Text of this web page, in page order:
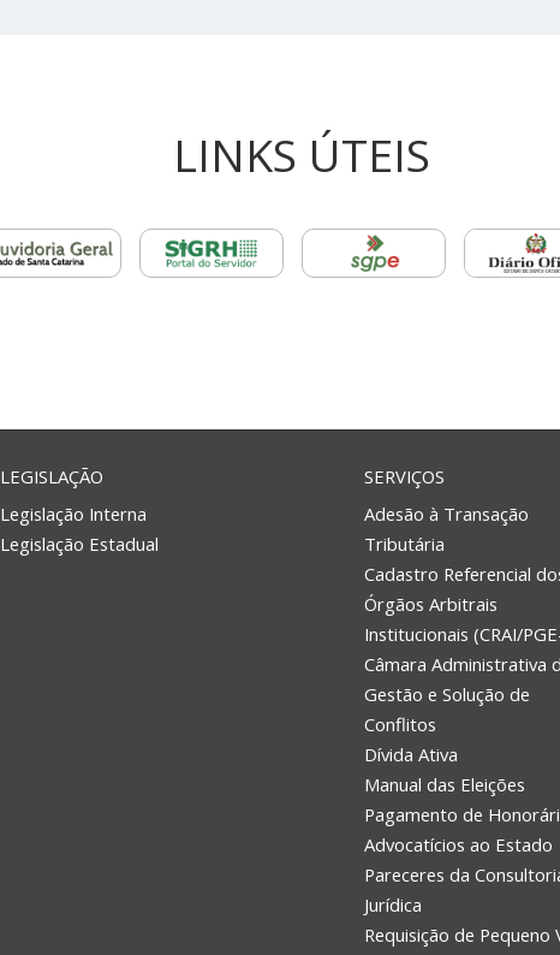
LINKS ÚTEIS
LEGISLAÇÃO
Legislação Interna
Legislação Estadual
SERVIÇOS
Adesão à Transação
Tributária
Cadastro Referencial
Órgãos Arbitrais
Institucionais (CRAI/
Câmara Administrativa
Gestão e Solução de
Conflitos
Dívida Ativa
Manual das Eleições
Pagamento de
Advocatícios ao Estado
Pareceres da
Jurídica
Requisição de Pequeno